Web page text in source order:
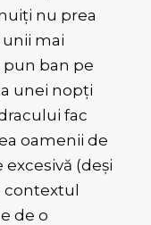
nu prea
mai
ban pe
unei nopți
fac
oamenii de
(deși
contextul
de o